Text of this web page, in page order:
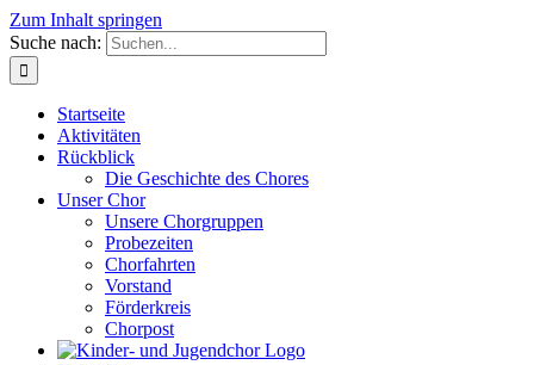
Zum Inhalt springen
Suche nach:
Startseite
Aktivitäten
Rückblick
Die Geschichte des Chores
Unser Chor
Unsere Chorgruppen
Probezeiten
Chorfahrten
Vorstand
Förderkreis
Chorpost